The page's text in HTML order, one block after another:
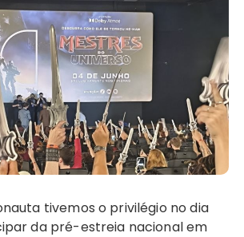
da pré-estreia nacional em